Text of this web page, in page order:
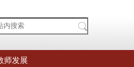
师发展